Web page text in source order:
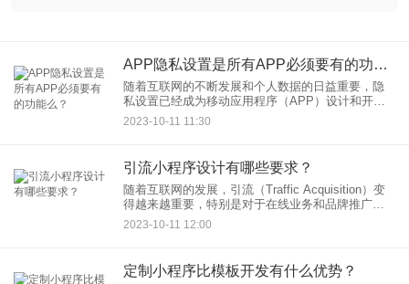
APP隐私设置是所有APP必须要有的功能么？
随着互联网的不断发展和个人数据的日益重要，隐
私设置已经成为移动应用程序（APP）设计和开发
中的关键考虑因素之一。然而，是否所有的APP都
必须拥有隐私设置功能是一个复杂的问题，取决于
2023-10-11 11:30
引流小程序设计有哪些要求？
随着互联网的发展，引流（Traffic Acquisition）变
得越来越重要，特别是对于在线业务和品牌推广。
引流小程序是一种有效的工具，可用于吸引潜在用
户并提高品牌曝光。在设计引流小程序时，有一些
2023-10-11 12:00
定制小程序比模板开发有什么优势？